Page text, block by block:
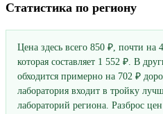
Статистика по региону
Цена здесь всего 850 ₽, почти на
которая составляет 1 552 ₽. В
обходится примерно на 702 ₽
лаборатория входит в тройку
лабораторий региона. Разброс